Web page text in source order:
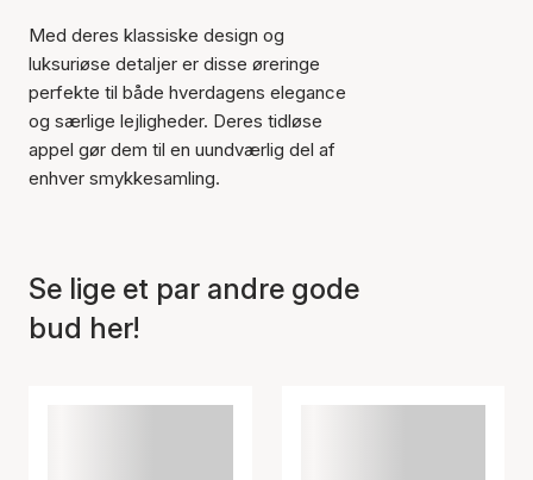
Varen er tilføjet til kurven
Med deres klassiske design og
luksuriøse detaljer er disse øreringe
perfekte til både hverdagens elegance
og særlige lejligheder. Deres tidløse
appel gør dem til en uundværlig del af
enhver smykkesamling.
Se lige et par andre gode
bud her!